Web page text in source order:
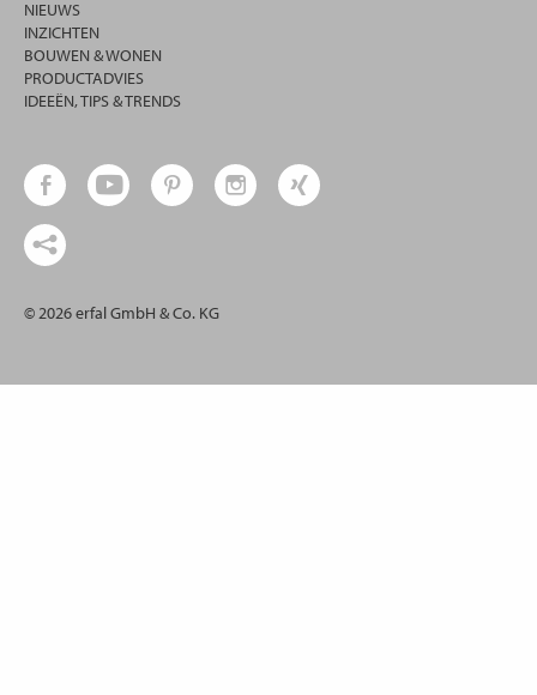
NIEUWS
INZICHTEN
BOUWEN & WONEN
PRODUCTADVIES
IDEEËN, TIPS & TRENDS
© 2026 erfal GmbH & Co. KG